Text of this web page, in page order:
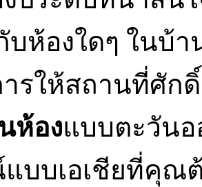
บห้องใดๆ ในบ้
รให้สถานที่ศัก
ห้องแบบตะวันอ
บบเอเชียที่คุณ